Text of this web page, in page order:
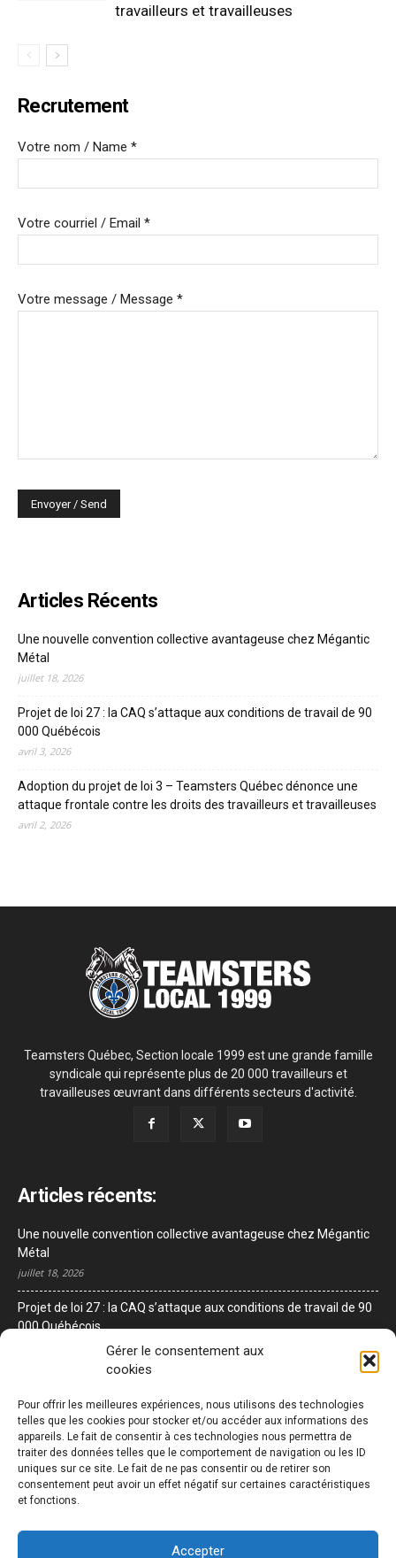
Gérer le consentement aux
cookies
Pour offrir les meilleures expériences, nous utilisons des technologies
telles que les cookies pour stocker et/ou accéder aux informations des
appareils. Le fait de consentir à ces technologies nous permettra de
traiter des données telles que le comportement de navigation ou les ID
uniques sur ce site. Le fait de ne pas consentir ou de retirer son
consentement peut avoir un effet négatif sur certaines caractéristiques
et fonctions.
Accepter
travailleurs et travailleuses
Recrutement
Votre nom / Name *
Votre courriel / Email *
Votre message / Message *
Articles Récents
Une nouvelle convention collective avantageuse chez Mégantic
Métal
juillet 18, 2026
Projet de loi 27 : la CAQ s’attaque aux conditions de travail de 90
000 Québécois
avril 3, 2026
Adoption du projet de loi 3 – Teamsters Québec dénonce une
attaque frontale contre les droits des travailleurs et travailleuses
avril 2, 2026
Teamsters Québec, Section locale 1999 est une grande famille
syndicale qui représente plus de 20 000 travailleurs et
travailleuses œuvrant dans différents secteurs d'activité.
Articles récents:
Une nouvelle convention collective avantageuse chez Mégantic
Métal
juillet 18, 2026
Projet de loi 27 : la CAQ s’attaque aux conditions de travail de 90
000 Québécois
attaque frontale contre les droits des travailleurs et travailleuses
avril 2, 2026
Recherche: